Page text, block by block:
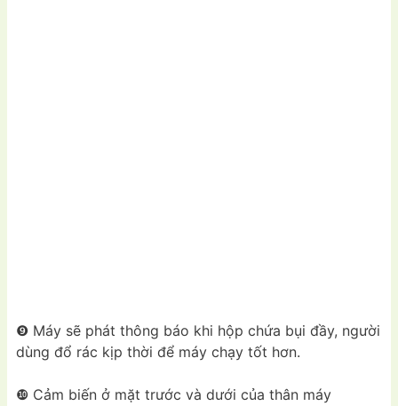
❾ Máy sẽ phát thông báo khi hộp chứa bụi đầy, người
dùng đổ rác kịp thời để máy chạy tốt hơn.
❿ Cảm biến ở mặt trước và dưới của thân máy